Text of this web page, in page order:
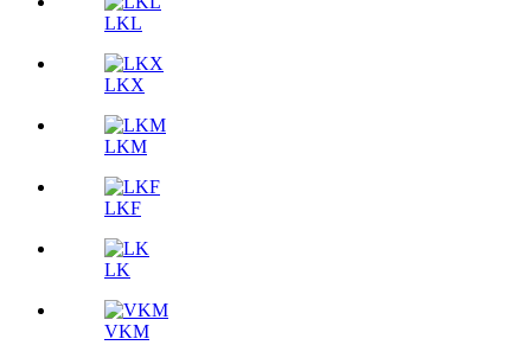
LKL
LKX
LKM
LKF
LK
VKM